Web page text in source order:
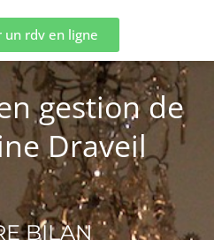
un rdv en ligne
gestion de
Draveil
BILAN